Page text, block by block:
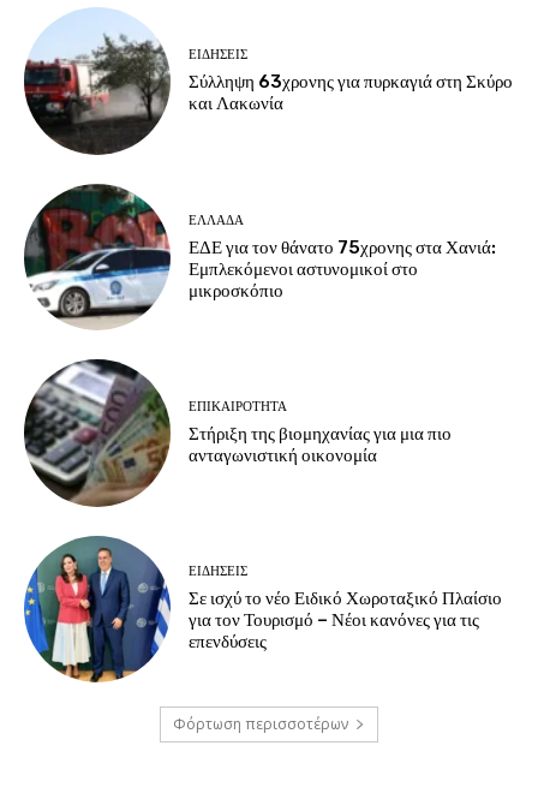
ΕΙΔΗΣΕΙΣ
Σύλληψη 63χρονης για πυρκαγιά στη Σκύρο
και Λακωνία
ΕΛΛΑΔΑ
ΕΔΕ για τον θάνατο 75χρονης στα Χανιά:
Εμπλεκόμενοι αστυνομικοί στο
μικροσκόπιο
ΕΠΙΚΑΙΡΟΤΗΤΑ
Στήριξη της βιομηχανίας για μια πιο
ανταγωνιστική οικονομία
ΕΙΔΗΣΕΙΣ
Σε ισχύ το νέο Ειδικό Χωροταξικό Πλαίσιο
για τον Τουρισμό – Νέοι κανόνες για τις
επενδύσεις
Φόρτωση περισσοτέρων